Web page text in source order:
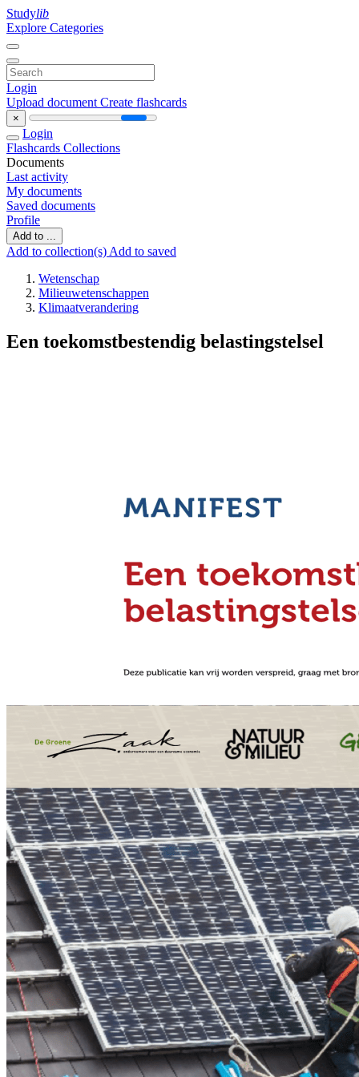
Studylib
Explore Categories
Login
Upload document Create flashcards
×
Login
Flashcards Collections
Documents
Last activity
My documents
Saved documents
Profile
Add to ...
Add to collection(s) Add to saved
Wetenschap
Milieuwetenschappen
Klimaatverandering
Een toekomstbestendig belastingstelsel